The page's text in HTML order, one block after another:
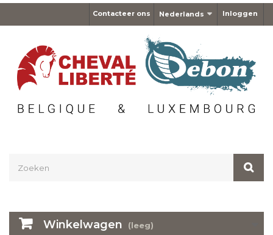
Inloggen
Nederlands
Contacteer ons
Winkelwagen (leeg)